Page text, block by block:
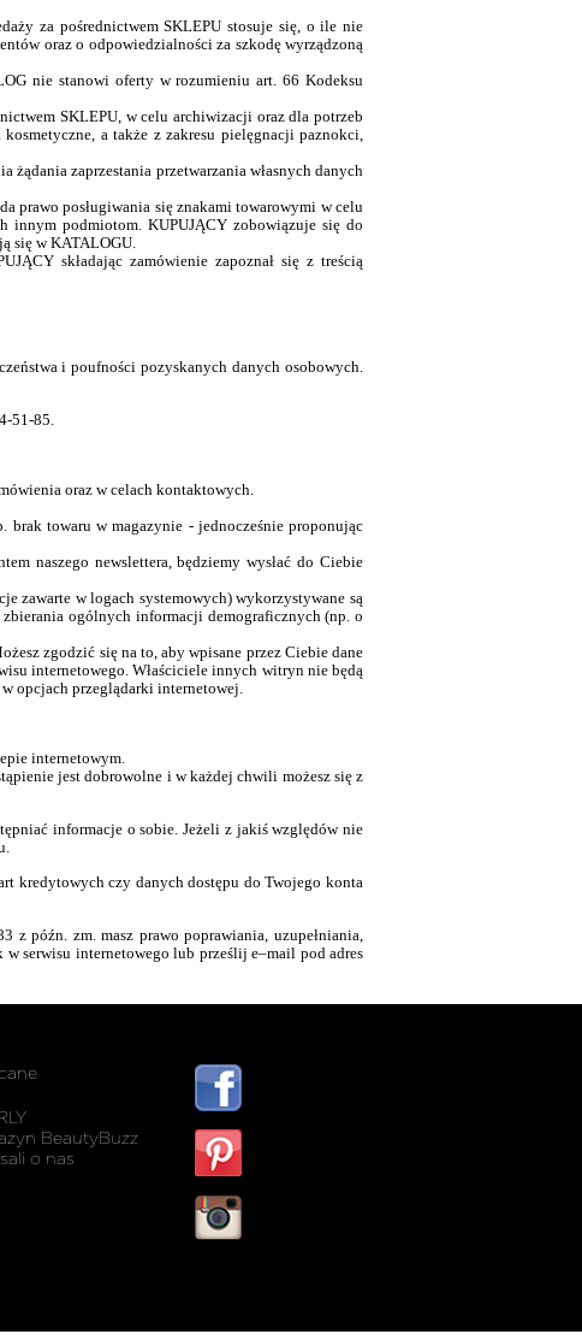
za pośrednictwem SKLEPU stosuje się, o ile nie
oraz o odpowiedzialności za szkodę wyrządzoną
nie stanowi oferty w rozumieniu art. 66 Kodeksu
SKLEPU, w celu archiwizacji oraz dla potrzeb
a także z zakresu pielęgnacji paznokci,
zaprzestania przetwarzania własnych danych
prawo posługiwania się znakami towarowymi w celu
innym podmiotom. KUPUJĄCY zobowiązuje się do
się w KATALOGU.
składając zamówienie zapoznał się z treścią
i poufności pozyskanych danych osobowych.
51-85.
oraz w celach kontaktowych.
towaru w magazynie - jednocześnie proponując
naszego newslettera, będziemy wysłać do Ciebie
zawarte w logach systemowych) wykorzystywane są
ogólnych informacji demograficznych (np. o
zgodzić się na to, aby wpisane przez Ciebie dane
internetowego. Właściciele innych witryn nie będą
opcjach przeglądarki internetowej.
internetowym.
jest dobrowolne i w każdej chwili możesz się z
informacje o sobie. Jeżeli z jakiś względów nie
kredytowych czy danych dostępu do Twojego konta
późn. zm. masz prawo poprawiania, uzupełniania,
serwisu internetowego lub prześlij e–mail pod adres
BeautyBuzz
o nas